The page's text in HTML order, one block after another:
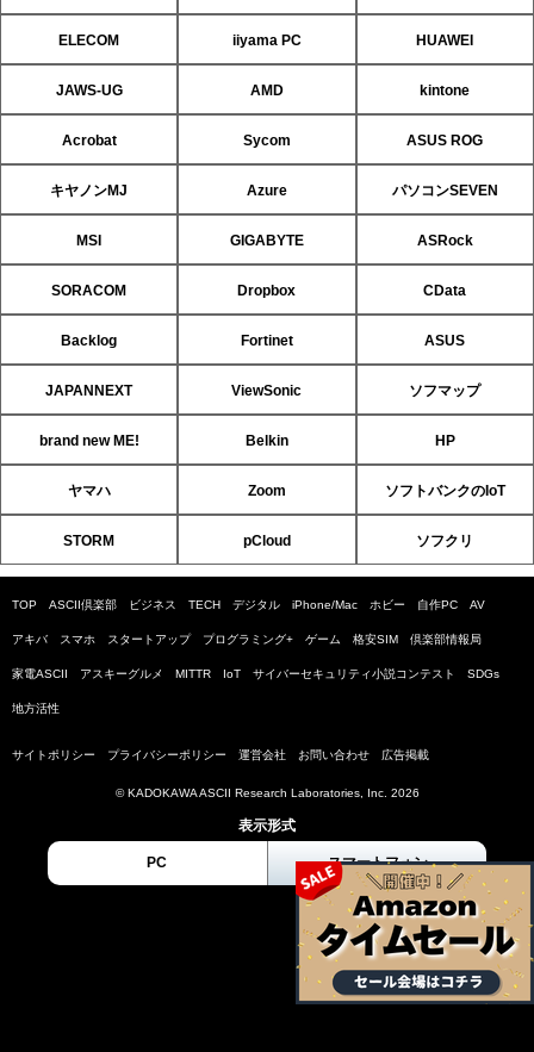
ELECOM iiyama PC HUAWEI
JAWS-UG AMD kintone
Acrobat Sycom ASUS ROG
キヤノンMJ Azure パソコンSEVEN
MSI GIGABYTE ASRock
SORACOM Dropbox CData
Backlog Fortinet ASUS
JAPANNEXT ViewSonic ソフマップ
brand new ME! Belkin HP
ヤマハ Zoom ソフトバンクのIoT
STORM pCloud ソフクリ
TOP ASCII倶楽部 ビジネス TECH デジタル iPhone/Mac ホビー 自作PC AV
アキバ スマホ スタートアップ プログラミング+ ゲーム 格安SIM 倶楽部情報局
家電ASCII アスキーグルメ MITTR IoT サイバーセキュリティ小説コンテスト SDGs
地方活性
サイトポリシー プライバシーポリシー 運営会社 お問い合わせ 広告掲載
© KADOKAWA ASCII Research Laboratories, Inc. 2026
表示形式
PC スマートフォン